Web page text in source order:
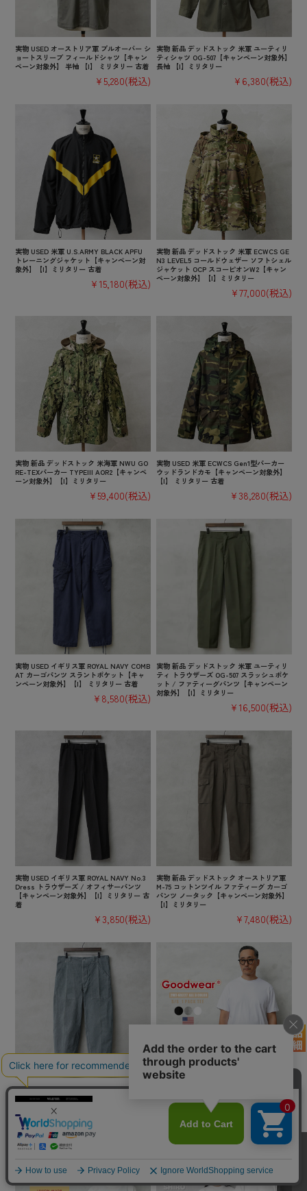
実物 USED オーストリア軍 プルオーバー シ
ョートスリーブ フィールドシャツ【キャン
ペーン対象外】 半袖 【I】 ミリタリー 古着
¥5,280(税込)
実物 新品 デッドストック 米軍 ユーティリ
ティシャツ OG-507【キャンペーン対象外】
長袖 【I】ミリタリー
¥6,380(税込)
実物 USED 米軍 U.S.ARMY BLACK APFU
トレーニングジャケット【キャンペーン対
象外】【I】ミリタリー 古着
¥15,180(税込)
実物 新品 デッドストック 米軍 ECWCS GE
N3 LEVEL5 コールドウェザー ソフトシェル
ジャケット OCP スコーピオンW2【キャン
ペーン対象外】【I】ミリタリー
¥77,000(税込)
実物 新品 デッドストック 米海軍 NWU GO
RE-TEXパーカー TYPEIII AOR2【キャンペ
ーン対象外】【I】ミリタリー
¥59,400(税込)
実物 USED 米軍 ECWCS Gen1型パーカー
ウッドランドカモ【キャンペーン対象外】
【I】 ミリタリー 古着
¥38,280(税込)
実物 USED イギリス軍 ROYAL NAVY COMB
AT カーゴパンツ スラントポケット【キャ
ンペーン対象外】【I】 ミリタリー 古着
¥8,580(税込)
実物 新品 デッドストック 米軍 ユーティリ
ティ トラウザーズ OG-507 スラッシュポケ
ット / ファティーグパンツ【キャンペーン
対象外】【I】ミリタリー
¥16,500(税込)
実物 USED イギリス軍 ROYAL NAVY No.3
Dress トラウザーズ / オフィサーパンツ
【キャンペーン対象外】【I】ミリタリー 古
着
¥3,850(税込)
実物 新品 デッドストック オーストリア軍
M-75 コットンツイル ファティーグ カーゴ
パンツ ノータック【キャンペーン対象外】
【I】ミリタリー
¥7,480(税込)
実物 USED スイス軍 1950年代 前期型 ヴィ
ンテージ デニムワークパンツ【キャンペー
ン対象外】【I】ミリタリー 古着
oodwear グッドウェア 2W7-65227 USAコッ
トン パック 半袖 Tシャツ【TB】
¥2,200 (税込)